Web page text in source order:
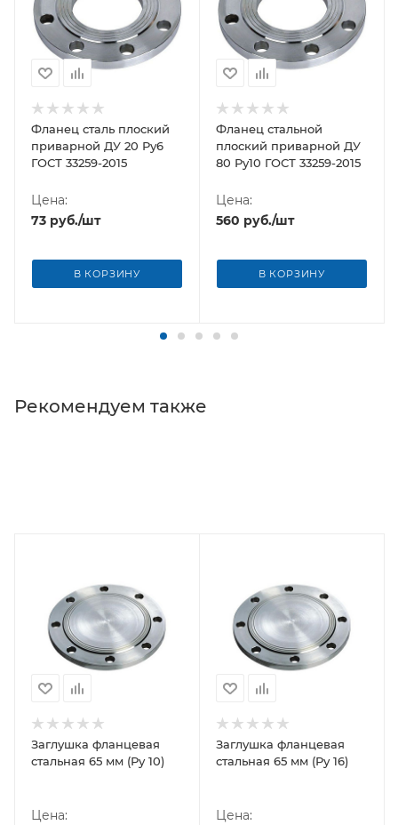
Фланец сталь плоский
приварной ДУ 20 Ру6
ГОСТ 33259-2015
Цена:
73 руб./шт
В КОРЗИНУ
Фланец стальной
плоский приварной ДУ
80 Ру10 ГОСТ 33259-2015
Цена:
560 руб./шт
В КОРЗИНУ
Рекомендуем также
Заглушка фланцевая
стальная 65 мм (Ру 10)
Цена:
Заглушка фланцевая
стальная 65 мм (Ру 16)
Цена: